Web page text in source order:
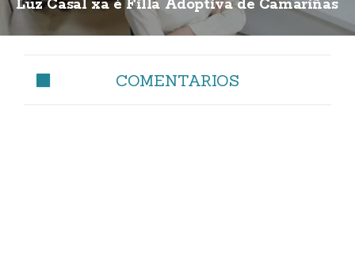
Luz Casal xa é Filla Adoptiva de Camariñas
COMENTARIOS